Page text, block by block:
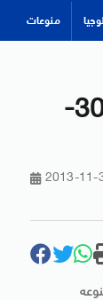
منوعات
بانوراما النيل الثالثة عصراً 30-
2013-11-